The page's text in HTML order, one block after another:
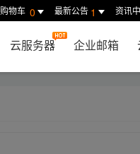
购物车 0 最新公告 1 资讯
云服务器 企业邮箱